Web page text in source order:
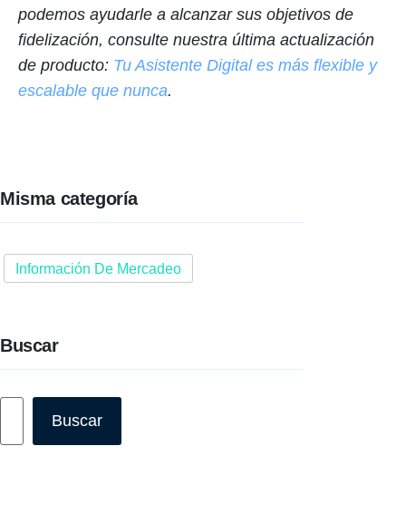
podemos ayudarle a alcanzar sus objetivos de
fidelización, consulte nuestra última actualización
de producto: Tu Asistente Digital es más flexible y
escalable que nunca.
Misma categoría
Información De Mercadeo
Buscar
Buscar